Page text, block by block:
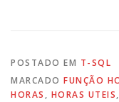
POSTADO EM T-SQL
MARCADO FUNÇÃO
HORAS, HORAS UTEIS,